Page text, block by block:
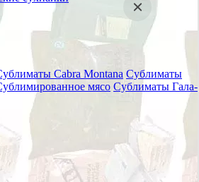
Cabra Montana Сублиматы
мясо Сублиматы Гала-